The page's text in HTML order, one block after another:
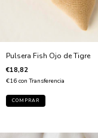
Pulsera Fish Ojo de Tigre
€18,82
€16 con Transferencia